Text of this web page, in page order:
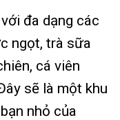
đa dạng các
ngọt, trà sữa
cá viên
sẽ là một khu
nhỏ của